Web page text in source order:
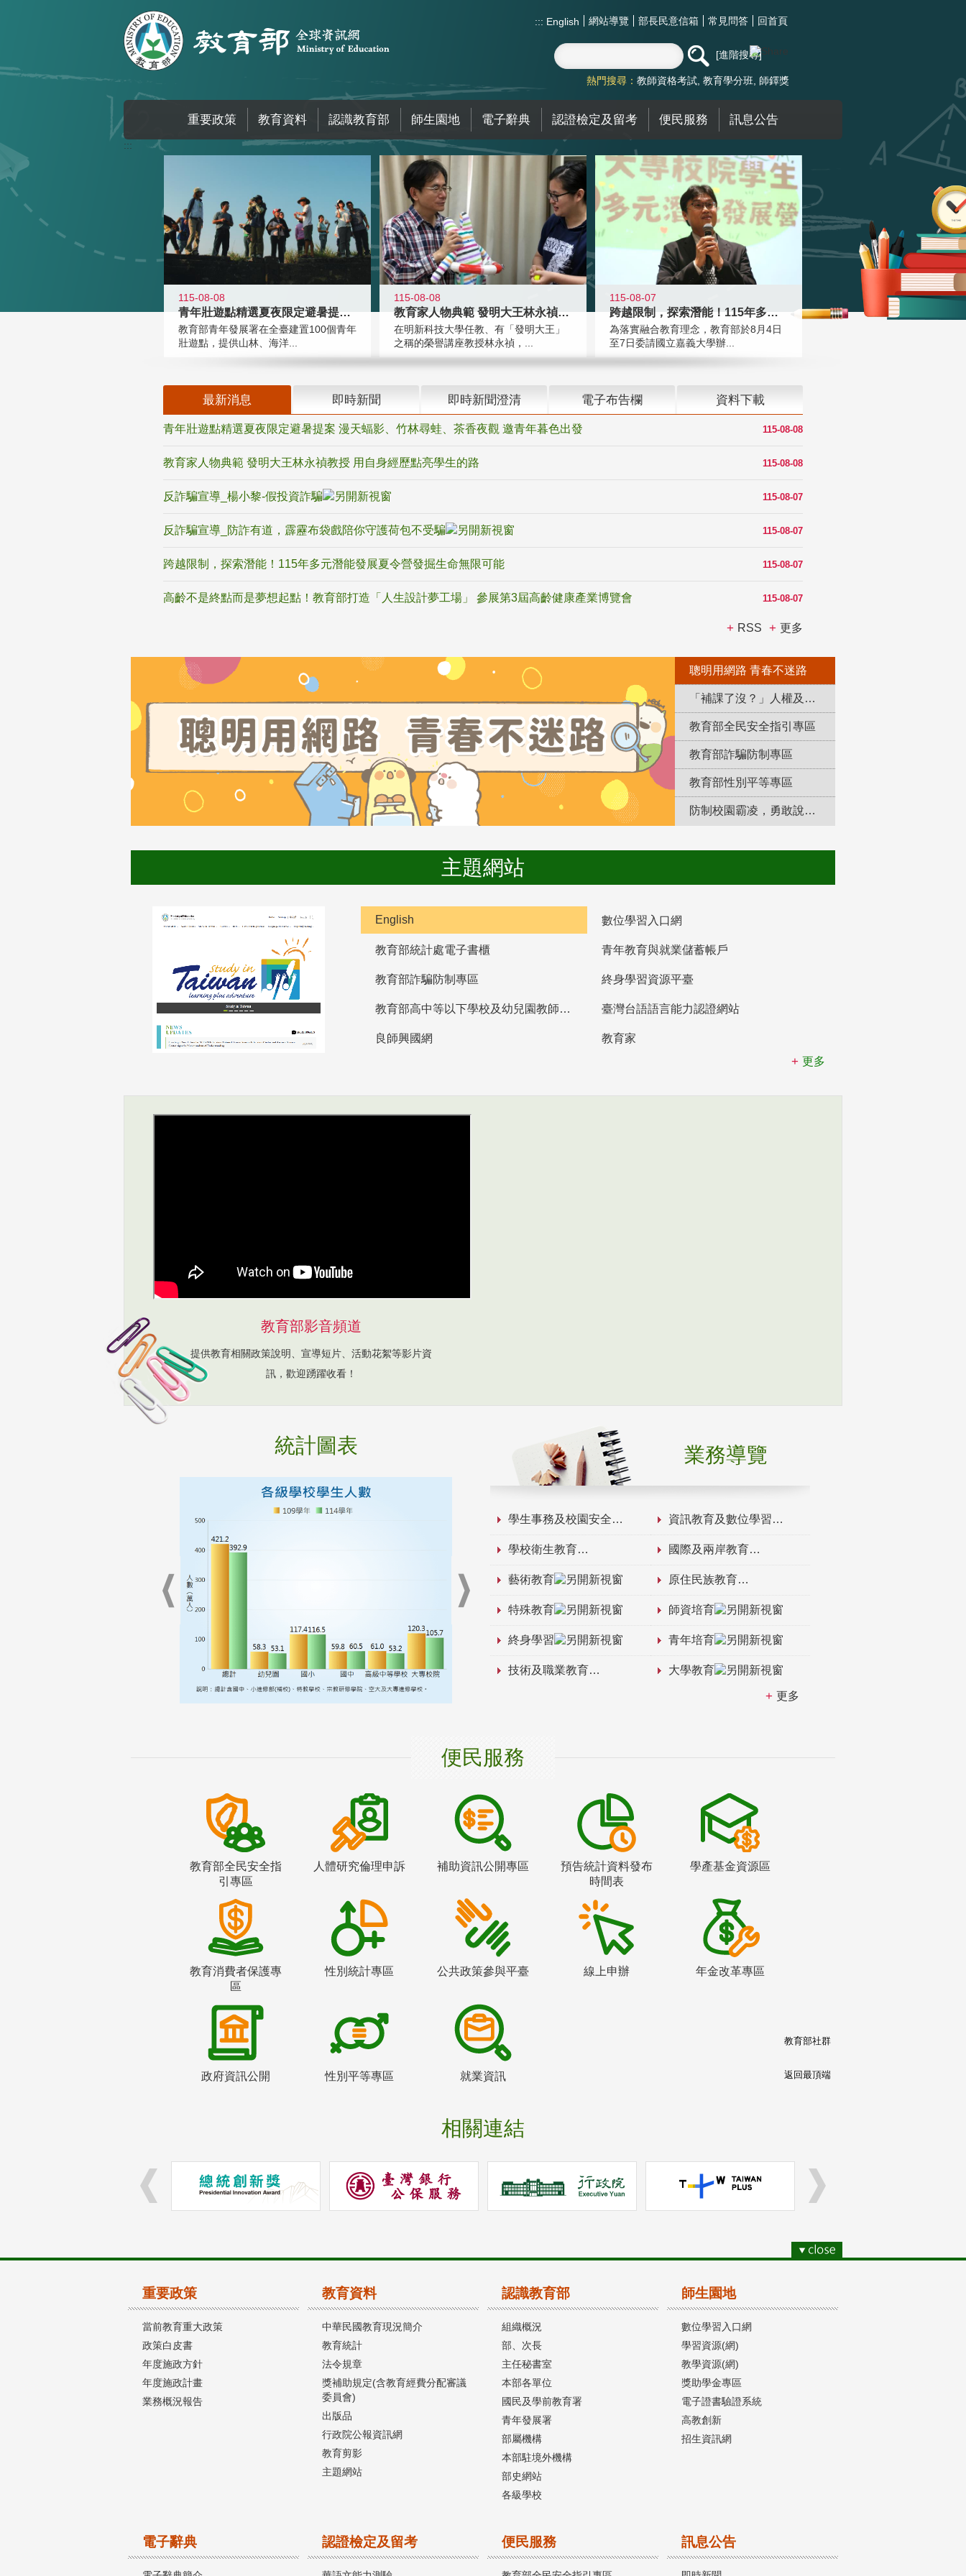
::: English 網站導覽 部長民意信箱 常見問答 回首頁
進階搜尋
熱門搜尋： 教師資格考試 教育學分班 師鐸獎
重要政策 教育資料 認識教育部 師生園地 電子辭典 認證檢定及留考 便民服務 訊息公告
:::
115-08-08
青年壯遊點精選夏夜限定避暑提案 漫
教育部青年發展署在全臺建置100個青年
壯遊點，提供山林、海洋...
115-08-08
教育家人物典範 發明大王林永禎教授
在明新科技大學任教、有「發明大王」
之稱的榮譽講座教授林永禎，...
115-08-07
跨越限制，探索潛能！115年多元潛
為落實融合教育理念，教育部於8月4日
至7日委請國立嘉義大學辦...
最新消息 即時新聞 即時新聞澄清 電子布告欄 資料下載
115-08-08
青年壯遊點精選夏夜限定避暑提案 漫天蝠影、竹林尋蛙、茶香夜觀 邀青年暮色出發
115-08-08
教育家人物典範 發明大王林永禎教授 用自身經歷點亮學生的路
115-08-07
反詐騙宣導_楊小黎-假投資詐騙
115-08-07
反詐騙宣導_防詐有道，霹靂布袋戲陪你守護荷包不受騙
115-08-07
跨越限制，探索潛能！115年多元潛能發展夏令營發掘生命無限可能
115-08-07
高齡不是終點而是夢想起點！教育部打造「人生設計夢工場」 參展第3屆高齡健康產業博覽會
RSS 更多
聰明用網路 青春不迷路
「補課了沒？」人權及轉型正義教育專區
教育部全民安全指引專區
教育部詐騙防制專區
教育部性別平等專區
防制校園霸凌，勇敢說出來！
主題網站
English 數位學習入口網
教育部統計處電子書櫃 青年教育與就業儲蓄帳戶
教育部詐騙防制專區 終身學習資源平臺
教育部高中等以下學校及幼兒園教師資格檢定考試 臺灣台語語言能力認證網站
良師興國網
教育家
更多
教育部影音頻道
提供教育相關政策說明、宣導短片、活動花絮等影片資
訊，歡迎踴躍收看！
統計圖表 業務導覽
學生事務及校園安全 資訊教育及數位學習
學校衛生教育 國際及兩岸教育
藝術教育 原住民族教育
特殊教育 師資培育
終身學習 青年培育
技術及職業教育 大學教育
更多
便民服務
教育部全民安全指
引專區
人體研究倫理申訴 補助資訊公開專區
預告統計資料發布
時間表
學產基金資源區
教育消費者保護專
區
性別統計專區 公共政策參與平臺 線上申辦 年金改革專區
政府資訊公開 性別平等專區 就業資訊
相關連結
教育部社群
返回最頂端
重要政策
當前教育重大政策
政策白皮書
年度施政方針
年度施政計畫
業務概況報告
教育資料
中華民國教育現況簡介
教育統計
法令規章
獎補助規定(含教育經費分配審議
委員會)
出版品
行政院公報資訊網
教育剪影
主題網站
認識教育部
組織概況
部、次長
主任秘書室
本部各單位
國民及學前教育署
青年發展署
部屬機構
本部駐境外機構
部史網站
各級學校
師生園地
數位學習入口網
學習資源(網)
教學資源(網)
獎助學金專區
電子證書驗證系統
高教創新
招生資訊網
電子辭典 認證檢定及留考 便民服務 訊息公告